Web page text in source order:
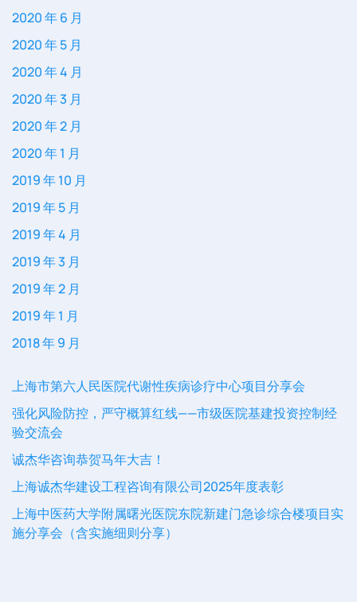
2020 年 6 月
2020 年 5 月
2020 年 4 月
2020 年 3 月
2020 年 2 月
2020 年 1 月
2019 年 10 月
2019 年 5 月
2019 年 4 月
2019 年 3 月
2019 年 2 月
2019 年 1 月
2018 年 9 月
上海市第六人民医院代谢性疾病诊疗中心项目分享会
强化风险防控，严守概算红线——市级医院基建投资控制经
验交流会
诚杰华咨询恭贺马年大吉！
上海诚杰华建设工程咨询有限公司2025年度表彰
上海中医药大学附属曙光医院东院新建门急诊综合楼项目实
施分享会（含实施细则分享）